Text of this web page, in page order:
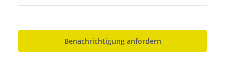
Benachrichtigung anfordern